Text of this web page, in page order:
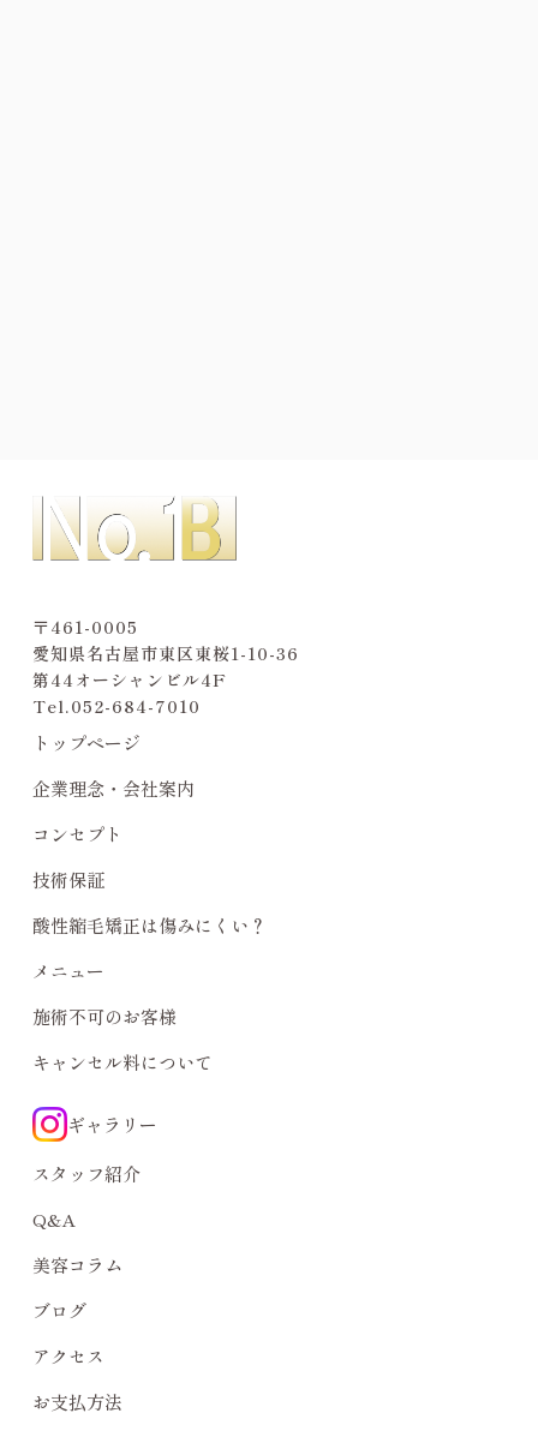
〒461-0005
愛知県名古屋市東区東桜1-10-36
第44オーシャンビル4F
Tel.052-684-7010
トップページ
企業理念・会社案内
コンセプト
技術保証
酸性縮毛矯正は傷みにくい？
メニュー
施術不可のお客様
キャンセル料について
ギャラリー
スタッフ紹介
Q&A
美容コラム
ブログ
アクセス
お支払方法